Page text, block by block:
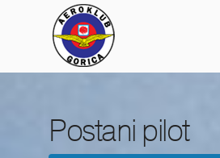
Postani pilot